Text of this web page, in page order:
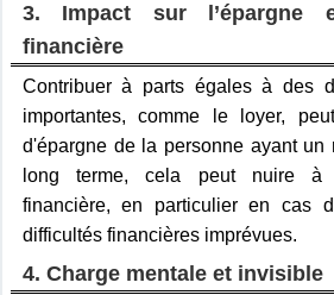
3. Impact sur l’épargne
financière
Contribuer à parts égales à des
importantes, comme le loyer,
d'épargne de la personne ayant un
long terme, cela peut nuire à
financière, en particulier en cas
difficultés financières imprévues.
4. Charge mentale et invisible